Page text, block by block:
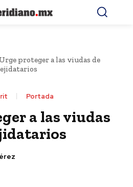
Urge proteger a las viudas de
ejidatarios
Portada
a las viudas